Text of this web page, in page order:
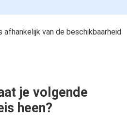
afhankelijk van de beschikbaarheid
je volgende
heen?